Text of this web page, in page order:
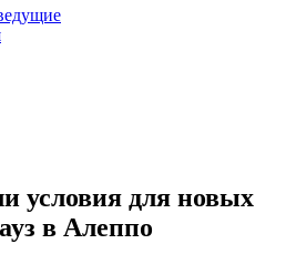
условия для новых
в Алеппо